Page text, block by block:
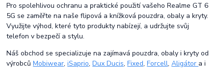
Pro spolehlivou ochranu a praktické použití vašeho Realme GT 6
5G se zaměřte na naše flipová a knížková pouzdra, obaly a kryty.
Využijte výhod, které tyto produkty nabízejí, a udržujte svůj
telefon v bezpečí a stylu.
Náš obchod se specializuje na zajímavá pouzdra, obaly i kryty od
výrobcůMobiwear,iSaprio,Dux Ducis,Fixed,Forcell,Aligátor a i